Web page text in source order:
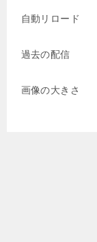
自動リロード
過去の配信
画像の大きさ